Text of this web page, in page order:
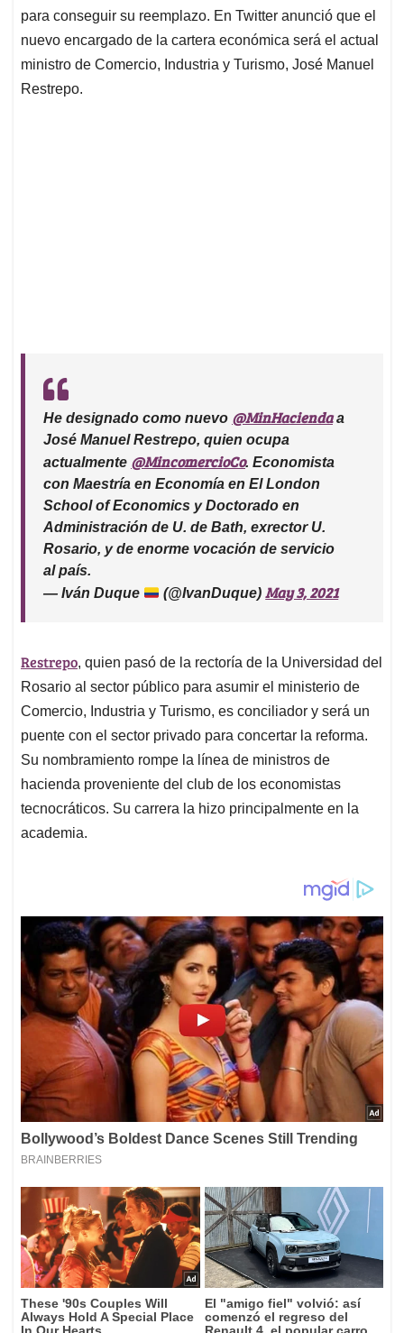
p
k
n
para conseguir su reemplazo. En Twitter anunció que el
nuevo encargado de la cartera económica será el actual
ministro de Comercio, Industria y Turismo, José Manuel
Restrepo.
He designado como nuevo @MinHaciendaa
José Manuel Restrepo, quien ocupa
actualmente @MincomercioCo. Economista
con Maestría en Economía en El London
School of Economics y Doctorado en
Administración de U. de Bath, exrector U.
Rosario, y de enorme vocación de servicio
al país.
— Iván Duque
(@IvanDuque)May 3, 2021
Restrepo, quien pasó de la rectoría de la Universidad del
Rosario al sector público para asumir el ministerio de
Comercio, Industria y Turismo, es conciliador y será un
puente con el sector privado para concertar la reforma.
Su nombramiento rompe la línea de ministros de
hacienda proveniente del club de los economistas
tecnocráticos. Su carrera la hizo principalmente en la
academia.